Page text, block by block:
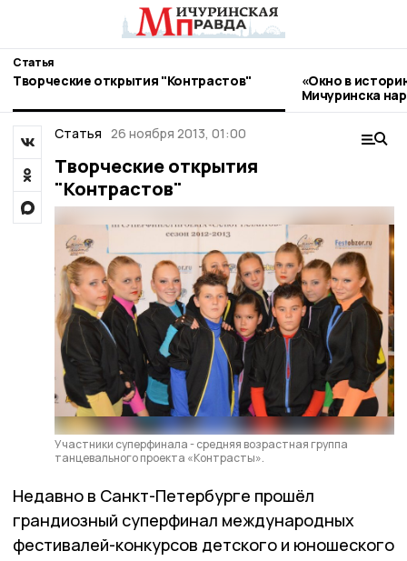
Статья
Творческие открытия "Контрастов"
«Окно в
Мичуринска
стиле гжель
Статья 26 ноября 2013, 01:00
Творческие открытия
"Контрастов"
Участники суперфинала - средняя возрастная группа
танцевального проекта «Контрасты».
Недавно в Санкт-Петербурге прошёл
грандиозный суперфинал международных
фестивалей-конкурсов детского и юношеского